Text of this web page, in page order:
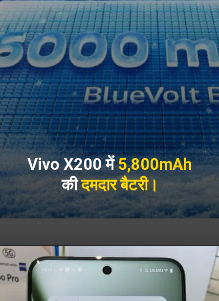
Vivo X200 में5,800mAh
कीदमदार बैटरी।